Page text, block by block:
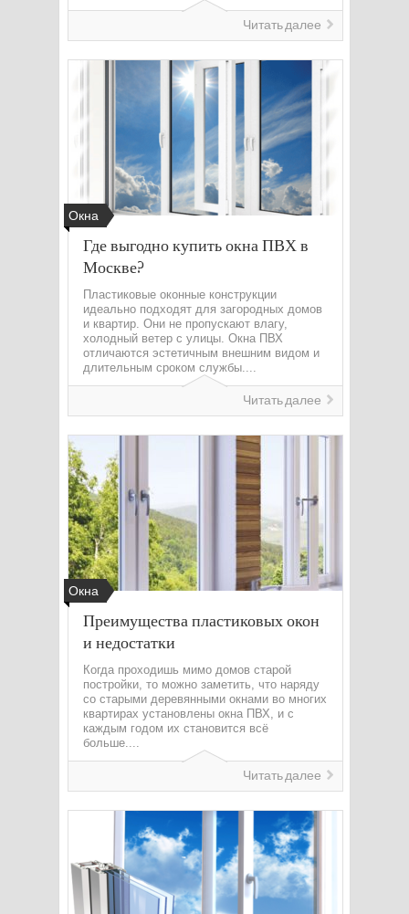
Читать далее
Окна
Где выгодно купить окна ПВХ в
Москве?
Пластиковые оконные конструкции
идеально подходят для загородных домов
и квартир. Они не пропускают влагу,
холодный ветер с улицы. Окна ПВХ
отличаются эстетичным внешним видом и
длительным сроком службы....
Читать далее
Окна
Преимущества пластиковых окон
и недостатки
Когда проходишь мимо домов старой
постройки, то можно заметить, что наряду
со старыми деревянными окнами во многих
квартирах установлены окна ПВХ, и с
каждым годом их становится всё
больше....
Читать далее